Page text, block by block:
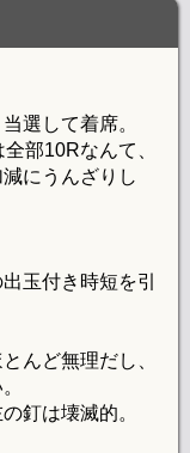
選して着席。
部10Rなんて、
にうんざりし
玉付き時短を引
んど無理だし、
釘は壊滅的。